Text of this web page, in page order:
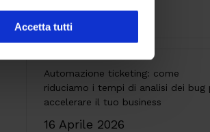
Accetta tutti
28 Maggio 2026
Automazione ticketing: come
riduciamo i tempi di analisi dei bug
accelerare il tuo business
16 Aprile 2026